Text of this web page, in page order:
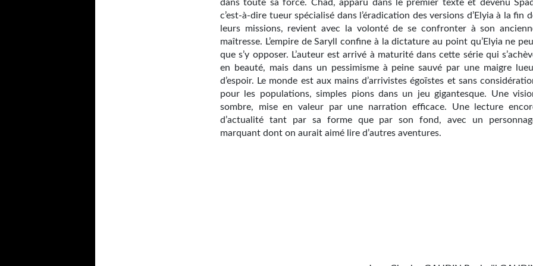
dans toute sa force. Chad, apparu dans le premier texte et devenu
c’est-à-dire tueur spécialisé dans l’éradication des versions d’Elyia à la fin
leurs missions, revient avec la volonté de se confronter à son
maîtresse. L’empire de Saryll confine à la dictature au point qu’Elyia ne
que s’y opposer. L’auteur est arrivé à maturité dans cette série qui
en beauté, mais dans un pessimisme à peine sauvé par une maigre
d’espoir. Le monde est aux mains d’arrivistes égoïstes et sans
pour les populations, simples pions dans un jeu gigantesque. Une
sombre, mise en valeur par une narration efficace. Une lecture
d’actualité tant par sa forme que par son fond, avec un
marquant dont on aurait aimé lire d’autres aventures.